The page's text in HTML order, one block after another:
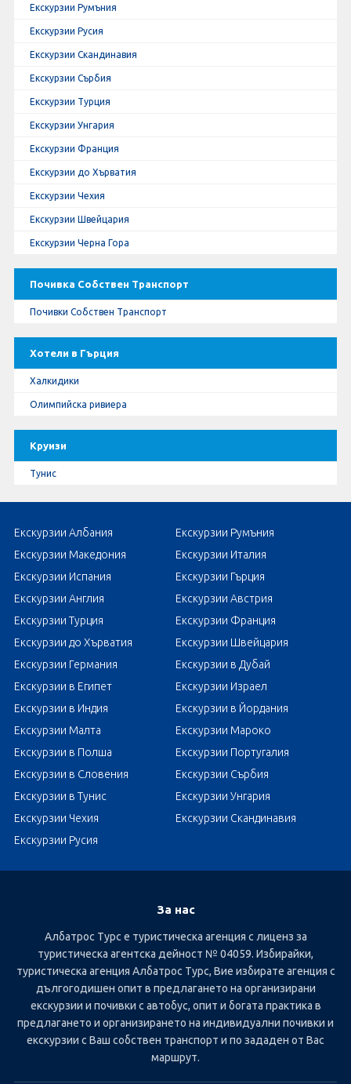
Екскурзии Румъния
Екскурзии Русия
Екскурзии Скандинавия
Екскурзии Сърбия
Екскурзии Турция
Екскурзии Унгария
Екскурзии Франция
Екскурзии до Хърватия
Екскурзии Чехия
Екскурзии Швейцария
Екскурзии Черна Гора
Почивка Собствен Транспорт
Почивки Собствен Транспорт
Хотели в Гърция
Халкидики
Олимпийска ривиера
Круизи
Тунис
Екскурзии Албания
Екскурзии Румъния
Екскурзии Македония
Екскурзии Италия
Екскурзии Испания
Екскурзии Гърция
Екскурзии Англия
Екскурзии Австрия
Екскурзии Турция
Екскурзии Франция
Екскурзии до Хърватия
Екскурзии Швейцария
Екскурзии Германия
Екскурзии в Дубай
Екскурзии в Египет
Екскурзии Израел
Екскурзии в Индия
Екскурзии в Йордания
Екскурзии Малта
Екскурзии Мароко
Екскурзии в Полша
Екскурзии Португалия
Екскурзии в Словения
Екскурзии Сърбия
Екскурзии в Тунис
Екскурзии Унгария
Екскурзии Чехия
Екскурзии Скандинавия
Екскурзии Русия
За нас
Албатрос Турс е туристическа агенция с лиценз за
туристическа агентска дейност № 04059. Избирайки,
туристическа агенция Албатрос Турс, Вие избирате агенция с
дългогодишен опит в предлагането на организирани
екскурзии и почивки с автобус, опит и богата практика в
предлагането и организирането на индивидуални почивки и
екскурзии с Ваш собствен транспорт и по зададен от Вас
маршрут.